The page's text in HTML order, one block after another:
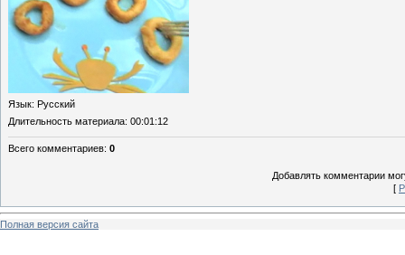
Язык: Русский
Длительность материала: 00:01:12
Всего комментариев: 0
Добавлять комментарии
[
Полная версия сайта